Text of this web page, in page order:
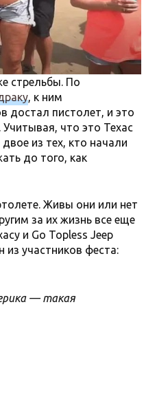
стрельбы. По
, к ним
достал пистолет, и это
что это Техас
из тех, кто начали
до того, как
Живы они или нет
за их жизнь все еще
и Go Topless Jeep
участников феста:
— такая